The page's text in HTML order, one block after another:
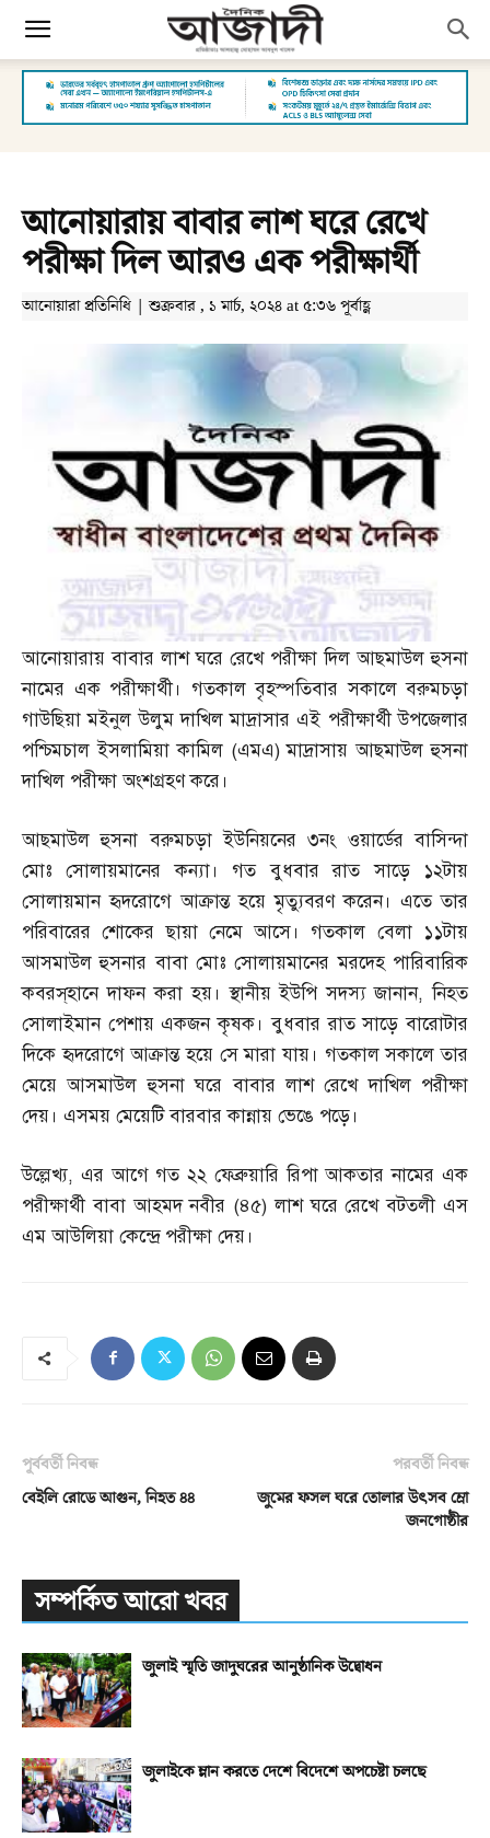
আনোয়ারায় বাবার লাশ ঘরে রেখে
পরীক্ষা দিল আরও এক পরীক্ষার্থী
আনোয়ারা প্রতিনিধি | শুক্রবার , ১ মার্চ, ২০২৪ at ৫:৩৬ পূর্বাহ্ণ
আনোয়ারায় বাবার লাশ ঘরে রেখে পরীক্ষা দিল আছমাউল হুসনা
নামের এক পরীক্ষার্থী। গতকাল বৃহস্পতিবার সকালে বরুমচড়া
গাউছিয়া মইনুল উলুম দাখিল মাদ্রাসার এই পরীক্ষার্থী উপজেলার
পশ্চিমচাল ইসলামিয়া কামিল (এমএ)মাদ্রাসায় আছমাউল হুসনা
দাখিল পরীক্ষা অংশগ্রহণ করে।
আছমাউল হুসনা বরুমচড়া ইউনিয়নের ৩নং ওয়ার্ডের বাসিন্দা
মোঃ সোলায়মানের কন্যা। গত বুধবার রাত সাড়ে ১২টায়
সোলায়মান হৃদরোগে আক্রান্ত হয়ে মৃত্যুবরণ করেন। এতে তার
পরিবারের শোকের ছায়া নেমে আসে। গতকাল বেলা ১১টায়
আসমাউল হুসনার বাবা মোঃ সোলায়মানের মরদেহ পারিবারিক
কবরস্‌হানে দাফন করা হয়। স্থানীয় ইউপি সদস্য জানান,নিহত
সোলাইমান পেশায় একজন কৃষক। বুধবার রাত সাড়ে বারোটার
দিকে হৃদরোগে আক্রান্ত হয়ে সে মারা যায়। গতকাল সকালে তার
মেয়ে আসমাউল হুসনা ঘরে বাবার লাশ রেখে দাখিল পরীক্ষা
দেয়। এসময় মেয়েটি বারবার কান্নায় ভেঙে পড়ে।
উল্লেখ্য, এর আগে গত ২২ ফেব্রুয়ারি রিপা আকতার নামের এক
পরীক্ষার্থী বাবা আহমদ নবীর (৪৫)লাশ ঘরে রেখে বটতলী এস
এম আউলিয়া কেন্দ্রে পরীক্ষা দেয়।
পূর্ববর্তী নিবন্ধ
বেইলি রোডে আগুন, নিহত ৪৪
পরবর্তী নিবন্ধ
জুমের ফসল ঘরে তোলার উৎসব ম্রো
জনগোষ্ঠীর
সম্পর্কিত আরো খবর
জুলাই স্মৃতি জাদুঘরের আনুষ্ঠানিক উদ্বোধন
জুলাইকে ম্লান করতে দেশে বিদেশে অপচেষ্টা চলছে